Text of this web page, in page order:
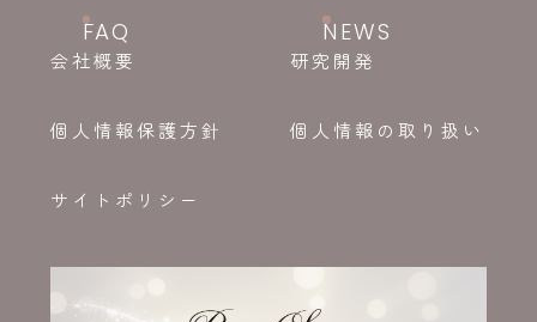
FAQ NEWS
会社概要 研究開発
個人情報保護方針 個人情報の取り扱い
サイトポリシー